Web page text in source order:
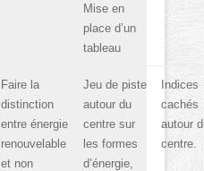
Mise en
place d’un
tableau
Faire la
distinction
entre énergie
renouvelable
et non
Jeu de piste
autour du
centre sur
les formes
d’énergie,
Indices
cachés
autour
centre.